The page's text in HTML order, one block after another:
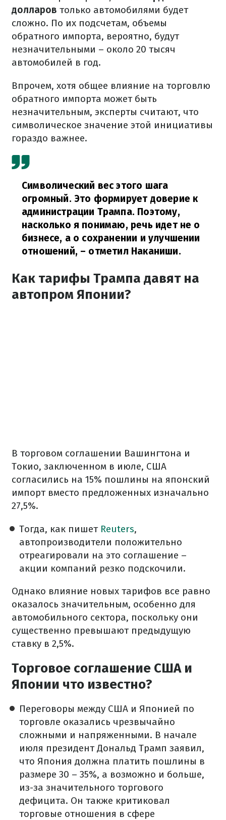
долларов только автомобилями будет
сложно. По их подсчетам, объемы
обратного импорта, вероятно, будут
незначительными – около 20 тысяч
автомобилей в год.
Впрочем, хотя общее влияние на торговлю
обратного импорта может быть
незначительным, эксперты считают, что
символическое значение этой инициативы
гораздо важнее.
Символический вес этого шага
огромный. Это формирует доверие к
администрации Трампа. Поэтому,
насколько я понимаю, речь идет не о
бизнесе, а о сохранении и улучшении
отношений, – отметил Наканиши.
Как тарифы Трампа давят на
автопром Японии?
В торговом соглашении Вашингтона и
Токио, заключенном в июле, США
согласились на 15% пошлины на японский
импорт вместо предложенных изначально
27,5%.
Тогда, как пишет Reuters,
автопроизводители положительно
отреагировали на это соглашение –
акции компаний резко подскочили.
Однако влияние новых тарифов все равно
оказалось значительным, особенно для
автомобильного сектора, поскольку они
существенно превышают предыдущую
ставку в 2,5%.
Торговое соглашение США и
Японии что известно?
Переговоры между США и Японией по
торговле оказались чрезвычайно
сложными и напряженными. В начале
июля президент Дональд Трамп заявил,
что Япония должна платить пошлины в
размере 30 – 35%, а возможно и больше,
из-за значительного торгового
дефицита. Он также критиковал
торговые отношения в сфере